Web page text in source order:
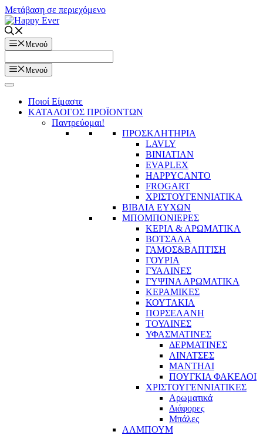
Μετάβαση σε περιεχόμενο
Μενού
Μενού
Ποιοί Είμαστε
ΚΑΤΑΛΟΓΟΣ ΠΡΟΪΟΝΤΩΝ
Παντρεύομαι!
ΠΡΟΣΚΛΗΤΗΡΙΑ
LAVLY
BINIATIAN
EVAPLEX
HAPPYCANTO
FROGART
ΧΡΙΣΤΟΥΓΕΝΝΙΑΤΙΚΑ
ΒΙΒΛΙΑ ΕΥΧΩΝ
ΜΠΟΜΠΟΝΙΕΡΕΣ
ΚΕΡΙΑ & ΑΡΩΜΑΤΙΚΑ
ΒΟΤΣΑΛΑ
ΓΑΜΟΣ&ΒΑΠΤΙΣΗ
ΓΟΥΡΙΑ
ΓΥΑΛΙΝΕΣ
ΓΥΨΙΝΑ ΑΡΩΜΑΤΙΚΑ
ΚΕΡΑΜΙΚΕΣ
ΚΟΥΤΑΚΙΑ
ΠΟΡΣΕΛΑΝΗ
ΤΟΥΛΙΝΕΣ
ΥΦΑΣΜΑΤΙΝΕΣ
ΔΕΡΜΑΤΙΝΕΣ
ΛΙΝΑΤΣΕΣ
ΜΑΝΤΗΛΙ
ΠΟΥΓΚΙΑ ΦΑΚΕΛΟΙ
ΧΡΙΣΤΟΥΓΕΝΝΙΑΤΙΚΕΣ
Αρωματικά
Διάφορες
Μπάλες
ΑΛΜΠΟΥΜ